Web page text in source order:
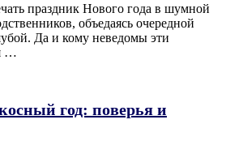
праздник Нового года в шумной
объедаясь очередной
Да и кому неведомы эти
…
год: поверья и